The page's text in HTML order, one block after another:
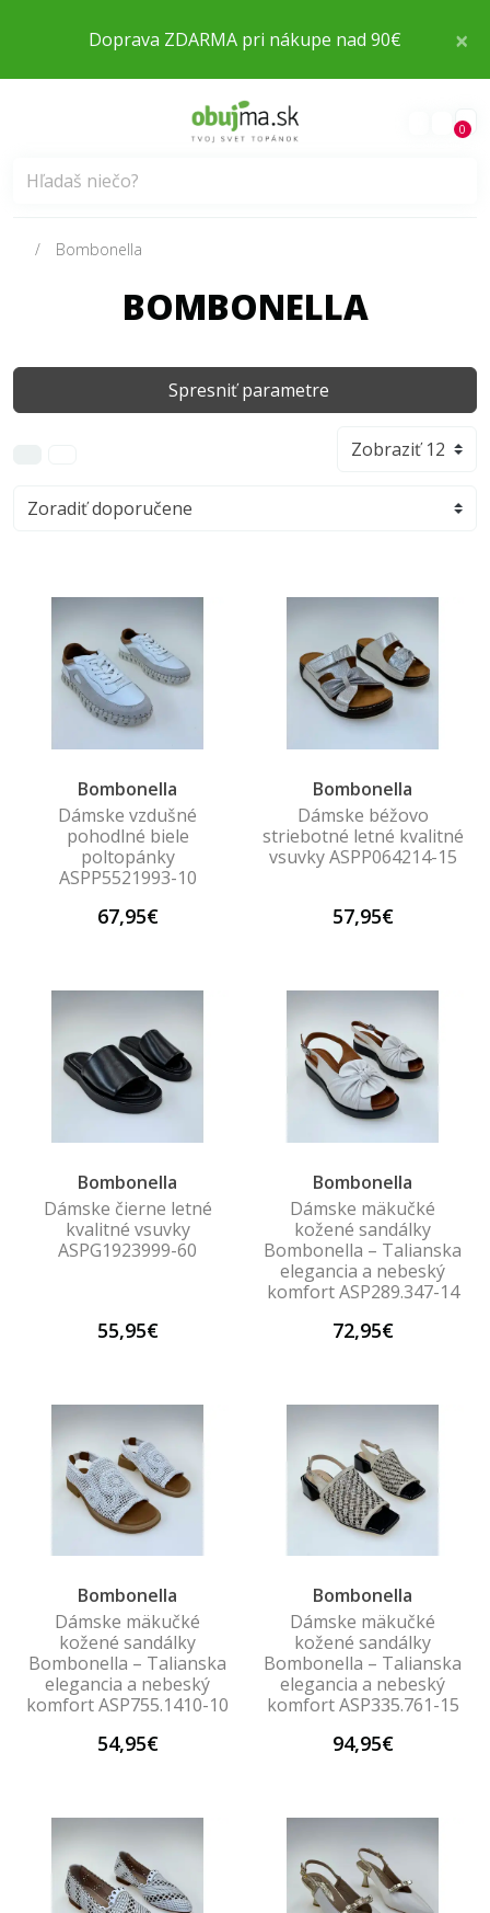
×
Doprava ZDARMA pri nákupe nad 90€
0
Bombonella
BOMBONELLA
Spresniť parametre
Bombonella
Dámske vzdušné
pohodlné biele
poltopánky
ASPP5521993-10
67,95€
Bombonella
Dámske béžovo
striebotné letné kvalitné
vsuvky ASPP064214-15
57,95€
Bombonella
Dámske čierne letné
kvalitné vsuvky
ASPG1923999-60
55,95€
Bombonella
Dámske mäkučké
kožené sandálky
Bombonella – Talianska
elegancia a nebeský
komfort ASP289.347-14
72,95€
Bombonella
Dámske mäkučké
kožené sandálky
Bombonella – Talianska
elegancia a nebeský
komfort ASP755.1410-10
54,95€
Bombonella
Dámske mäkučké
kožené sandálky
Bombonella – Talianska
elegancia a nebeský
komfort ASP335.761-15
94,95€